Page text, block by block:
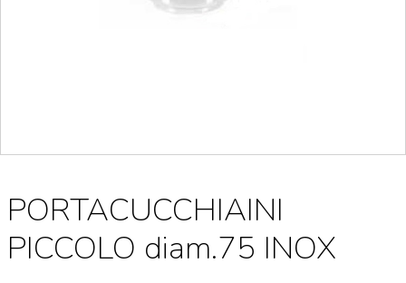
PORTACUCCHIAINI
PICCOLO diam.75 INOX